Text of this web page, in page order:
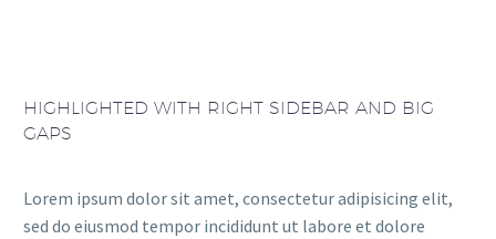
HIGHLIGHTED WITH RIGHT SIDEBAR AND BIG
GAPS
Lorem ipsum dolor sit amet, consectetur adipisicing elit,
sed do eiusmod tempor incididunt ut labore et dolore